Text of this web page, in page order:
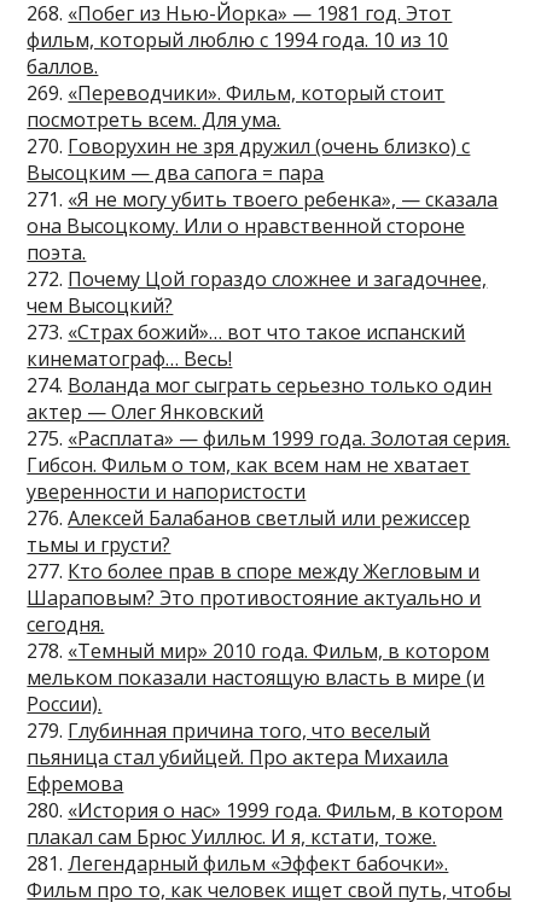
268. «Побег из Нью-Йорка» — 1981 год. Этот
фильм, который люблю с 1994 года. 10 из 10
баллов.
269. «Переводчики». Фильм, который стоит
посмотреть всем. Для ума.
270. Говорухин не зря дружил (очень близко) с
Высоцким — два сапога = пара
271. «Я не могу убить твоего ребенка», — сказала
она Высоцкому. Или о нравственной стороне
поэта.
272. Почему Цой гораздо сложнее и загадочнее,
чем Высоцкий?
273. «Страх божий»… вот что такое испанский
кинематограф… Весь!
274. Воланда мог сыграть серьезно только один
актер — Олег Янковский
275. «Расплата» — фильм 1999 года. Золотая серия.
Гибсон. Фильм о том, как всем нам не хватает
уверенности и напористости
276.Алексей Балабанов светлый или режиссер
тьмы и грусти?
277. Кто более прав в споре между Жегловым и
Шараповым? Это противостояние актуально и
сегодня.
278. «Темный мир» 2010 года. Фильм, в котором
мельком показали настоящую власть в мире (и
России).
279. Глубинная причина того, что веселый
пьяница стал убийцей. Про актера Михаила
Ефремова
280. «История о нас» 1999 года. Фильм, в котором
плакал сам Брюс Уиллюс. И я, кстати, тоже.
281.Легендарный фильм «Эффект бабочки».
Фильм про то, как человек ищет свой путь, чтобы